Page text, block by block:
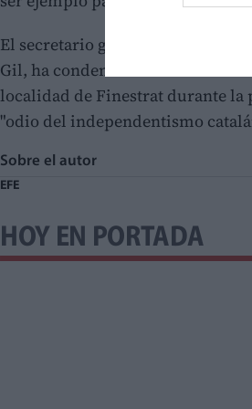
El secretario general del Partido
Gil, ha condenado también los
localidad de Finestrat durante la
"odio del independentismo
Sobre el autor
EFE
HOY EN PORTADA